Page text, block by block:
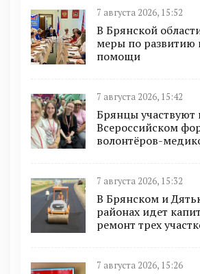
7 августа 2026, 15:52
В Брянской
меры по развитию
помощи
7 августа 2026, 15:42
Брянцы участвуют
Всероссийском
волонтёров-
7 августа 2026, 15:32
В Брянском и
районах идет
ремонт трех
7 августа 2026, 15:26